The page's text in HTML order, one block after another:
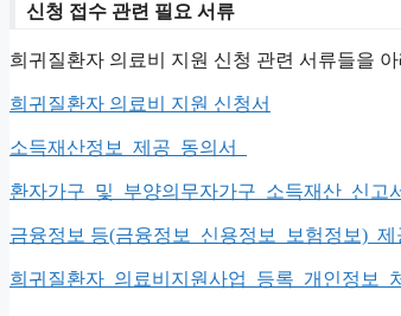
신청 접수 관련 필요 서류
희귀질환자 의료비 지원 신청 관련 서류들을
희귀질환자 의료비 지원 신청서
소득재산정보_제공_동의서_
환자가구_및_부양의무자가구_소득재산_신고서
금융정보 등(금융정보_신용정보_보험정보)_제
희귀질환자_의료비지원사업_등록_개인정보_